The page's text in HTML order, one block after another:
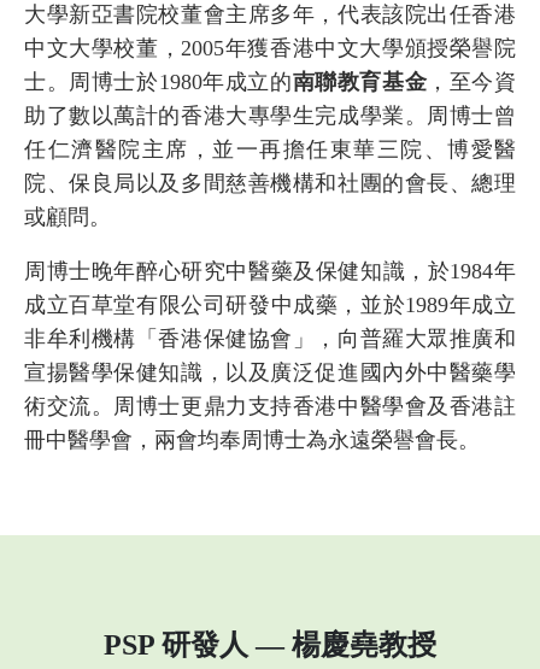
大學新亞書院校董會主席多年，代表該院出任香港
中文大學校董，2005年獲香港中文大學頒授榮譽院
士。周博士於1980年成立的南聯教育基金 ，至今資
助了數以萬計的香港大專學生完成學業。周博士曾
任仁濟醫院主席，並一再擔任東華三院、博愛醫
院、保良局以及多間慈善機構和社團的會長、總理
或顧問。
周博士晚年醉心研究中醫藥及保健知識，於1984年
成立百草堂有限公司研發中成藥，並於1989年成立
非牟利機構「香港保健協會」，向普羅大眾推廣和
宣揚醫學保健知識，以及廣泛促進國內外中醫藥學
術交流。周博士更鼎力支持香港中醫學會及香港註
冊中醫學會，兩會均奉周博士為永遠榮譽會長。
PSP 研發人 — 楊慶堯教授